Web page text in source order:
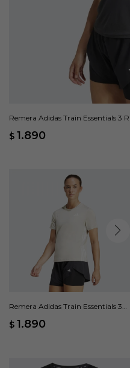
Remera Adidas Train Essentials 3
$ 1.890
Remera Adidas Train Essentials 3
$ 1.890